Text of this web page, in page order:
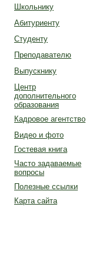
Школьнику
Абитуриенту
Студенту
Преподавателю
Выпускнику
Центр
дополнительного
образования
Кадровое агентство
Видео и фото
Гостевая книга
Часто задаваемые
вопросы
Полезные ссылки
Карта сайта